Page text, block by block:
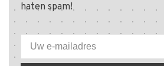
haten spam!